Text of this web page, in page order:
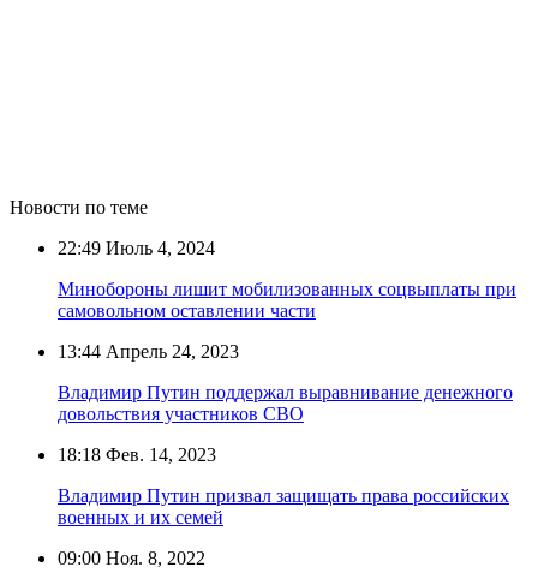
Новости по теме
22:49 Июль 4, 2024
Минобороны лишит мобилизованных соцвыплаты при
самовольном оставлении части
13:44 Апрель 24, 2023
Владимир Путин поддержал выравнивание денежного
довольствия участников СВО
18:18 Фев. 14, 2023
Владимир Путин призвал защищать права российских
военных и их семей
09:00 Ноя. 8, 2022